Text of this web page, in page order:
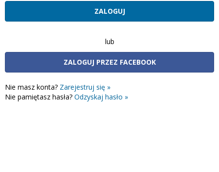
lub
ZALOGUJ PRZEZ FACEBOOK
Nie masz konta? Zarejestruj się »
Nie pamiętasz hasła? Odzyskaj hasło »